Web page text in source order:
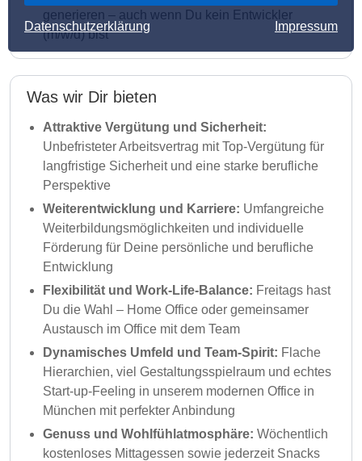
Datenschutzerklärung Impressum
generieren – auch wenn Du kein Entwickler
(m/w/d) bist
Was wir Dir bieten
Attraktive Vergütung und Sicherheit:
Unbefristeter Arbeitsvertrag mit Top-Vergütung für
langfristige Sicherheit und eine starke berufliche
Perspektive
Weiterentwicklung und Karriere: Umfangreiche
Weiterbildungsmöglichkeiten und individuelle
Förderung für Deine persönliche und berufliche
Entwicklung
Flexibilität und Work-Life-Balance: Freitags hast
Du die Wahl – Home Office oder gemeinsamer
Austausch im Office mit dem Team
Dynamisches Umfeld und Team-Spirit: Flache
Hierarchien, viel Gestaltungsspielraum und echtes
Start-up-Feeling in unserem modernen Office in
München mit perfekter Anbindung
Genuss und Wohlfühlatmosphäre: Wöchentlich
kostenloses Mittagessen sowie jederzeit Snacks